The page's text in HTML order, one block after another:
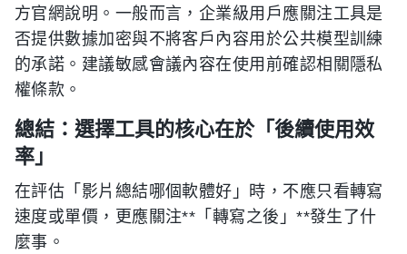
方官網說明。一般而言，企業級用戶應關注工具是
否提供數據加密與不將客戶內容用於公共模型訓練
的承諾。建議敏感會議內容在使用前確認相關隱私
權條款。
總結：選擇工具的核心在於「後續使用效
率」
在評估「影片總結哪個軟體好」時，不應只看轉寫
速度或單價，更應關注**「轉寫之後」**發生了什
麼事。